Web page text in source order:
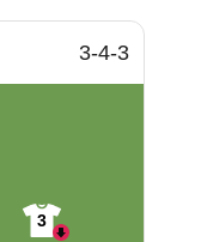
3-4-3
3